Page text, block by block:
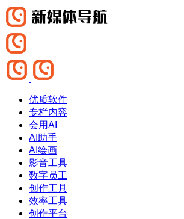
优质软件
专栏内容
会用AI
AI助手
AI绘画
影音工具
数字员工
创作工具
效率工具
创作平台